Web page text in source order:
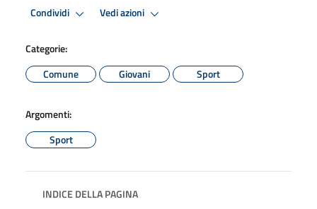
Condividi Vedi azioni
Categorie:
Comune
Giovani Sport
Argomenti:
Sport
INDICE DELLA PAGINA